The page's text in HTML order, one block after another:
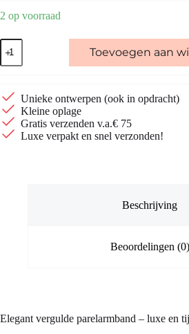
2 op voorraad
Elegant
14K
vergulde
van
sterling
zilver
aantal
Toevoegen aan
Unieke ontwerpen (ook in opdracht)
Kleine oplage
Gratis verzenden v.a.€ 75
Luxe verpakt en snel verzonden!
Beschrijving
Beoordelingen (0)
Elegant vergulde parelarmband – luxe en